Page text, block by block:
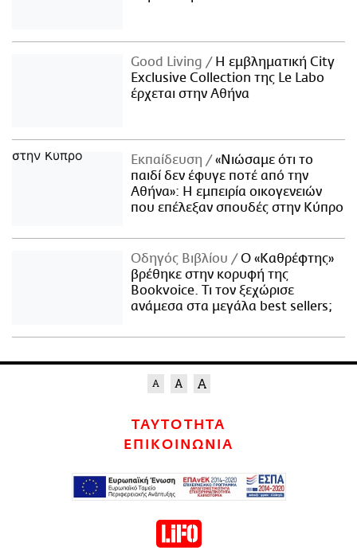
Good Living
Η εμβληματική City
Exclusive Collection της Le Labo
έρχεται στην Αθήνα
Εκπαίδευση
«Νιώσαμε ότι το
παιδί δεν έφυγε ποτέ από την
Αθήνα»: Η εμπειρία οικογενειών
που επέλεξαν σπουδές στην Κύπρο
Οδηγός Βιβλίου
Ο «Καθρέφτης»
βρέθηκε στην κορυφή της
Bookvoice. Τι τον ξεχώρισε
ανάμεσα στα μεγάλα best sellers;
ΤΑΥΤΟΤΗΤΑ
ΕΠΙΚΟΙΝΩΝΙΑ